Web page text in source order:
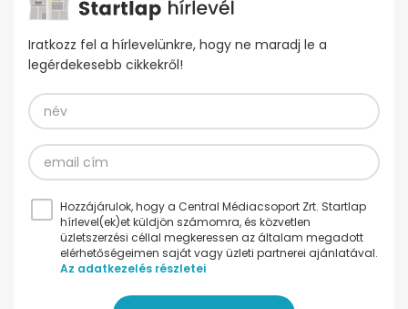
Iratkozz fel a hírlevelünkre, hogy ne maradj le a
legérdekesebb cikkekről!
Hozzájárulok, hogy a Central Médiacsoport Zrt. Startlap
hírlevel(ek)et küldjön számomra, és közvetlen
üzletszerzési céllal megkeressen az általam megadott
elérhetőségeimen saját vagy üzleti partnerei ajánlatával.
Az adatkezelés részletei